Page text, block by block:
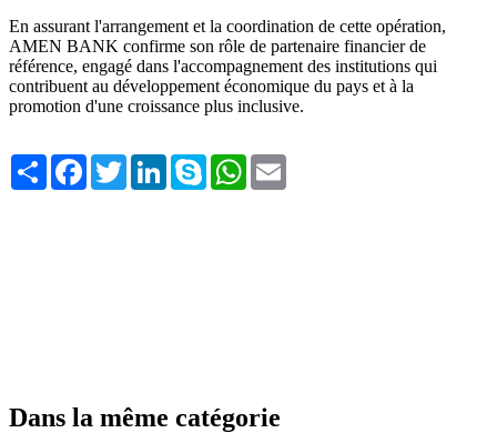
En assurant l'arrangement et la coordination de cette opération,
AMEN BANK confirme son rôle de partenaire financier de
référence, engagé dans l'accompagnement des institutions qui
contribuent au développement économique du pays et à la
promotion d'une croissance plus inclusive.
Share FacebookTwitterLinkedInSkype WhatsApp
Dans la même catégorie